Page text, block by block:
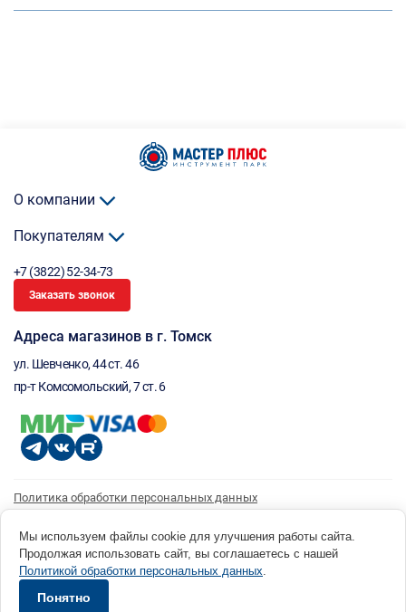
О компании
Покупателям
+7 (3822) 52-34-73
Заказать звонок
Адреса магазинов в г. Томск
ул. Шевченко, 44 ст. 46
пр-т Комсомольский, 7 ст. 6
Политика обработки персональных данных
Согласие на получение рассылки
© 1996 - 2026 инструмент парк «Мастер Плюс» Россия, г. Томск, ул. Шевченко, 44 ст. 46, (3822) 52-34-
73 okp@masterplus.tomsk.ru ИП Брусницын Д.Н. ИНН 701700002741
Мы используем файлы cookie для улучшения работы сайта.
Продолжая использовать сайт, вы соглашаетесь с нашей
Политикой обработки персональных данных.
Понятно